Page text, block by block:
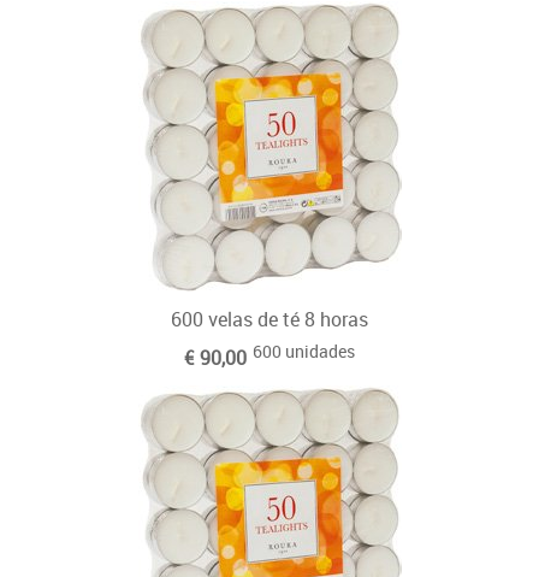
Velas de citronela líquida
Velas taco
Otras velas tradicionales
Sobre Nosotros
Acceder / Crear cuenta
600 velas de té 8 horas
€ 90,00 600 unidades